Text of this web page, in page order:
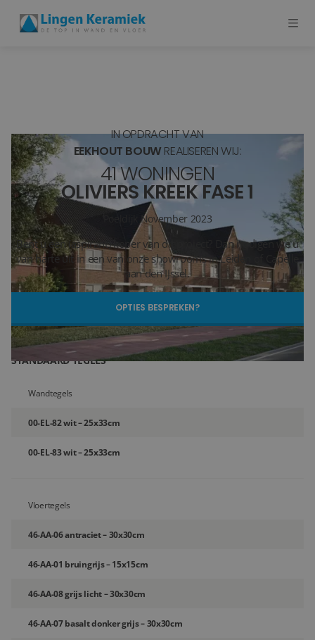
PVC
MEER PRODUCTEN
SHOWROOM BEZOEKEN
Stijlstudio's
Projecten
Blog
Contact
IN OPDRACHT VAN
EEKHOUT BOUW REALISEREN WIJ:
41 WONINGEN
OLIVIERS KREEK FASE 1
November 2023
Bent u een (aspirant) koper van dit project? Dan nodigen we u
van harte uit in een van onze showrooms in Leiden of Capelle
aan den IJssel.
OPTIES BESPREKEN?
STANDAARD TEGELS
Wandtegels
00-EL-82 wit – 25x33cm
00-EL-83 wit – 25x33cm
Vloertegels
46-AA-06 antraciet – 30x30cm
46-AA-01 bruingrijs – 15x15cm
46-AA-08 grijs licht – 30x30cm
46-AA-07 basalt donker grijs – 30x30cm